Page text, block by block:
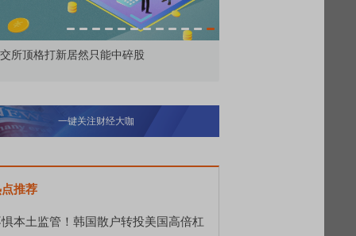
为——比亚迪智能化战略发布会
一键关注财经大咖
推荐
本土监管！韩国散户转投美国高倍杠